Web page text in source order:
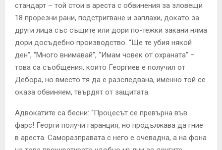
стандарт – той стои в ареста с обвинения за зловещи
18 прорезни рани, подстригване и заплахи, докато за
други лица със същите или дори по-тежки закани няма
дори досъдебно производство. “Ще те убия някой
ден”, “Много внимавай”, “Имам човек от охраната” –
това са съобщения, които Георгиев е получил от
Дебора, но вместо тя да е разследвана, именно той се
оказа обвиняем, твърдят от защитата.
Адвокатите са бесни: “Процесът се превърна във
фарс! Георги получи гаранция, но продължава да гние
в ареста. Саморазправата с него е очевадна, а на фона